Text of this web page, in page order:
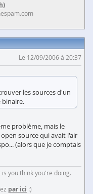
Le 12/09/2006 à 20:37
les sources d'un
binaire.
problème, mais le
source qui avait l'air
(alors que je comptais
you think you're doing.
par ici :)